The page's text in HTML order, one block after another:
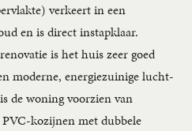
verkeert in een
en is direct instapklaar.
is het huis zeer goed
moderne, energiezuinige lucht-
de woning voorzien van
kozijnen met dubbele